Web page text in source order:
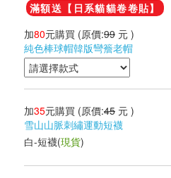
滿額送【日系貓貓卷卷貼】
加80元購買 (原價:99 元 )
純色棒球帽韓版彎簷老帽
加35元購買 (原價:45 元 )
雪山山脈刺繡運動短襪
白-短襪(現貨)